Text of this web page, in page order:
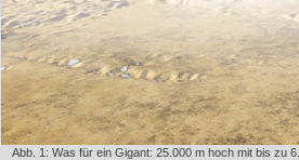
Abb. 1: Was für ein Gigant: 25.000 m hoch mit bis zu